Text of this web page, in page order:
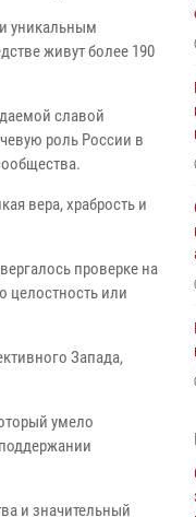
уникальным
живут более 190
славой
роль России в
вера, храбрость и
проверке на
целостность или
Запада,
умело
и значительный